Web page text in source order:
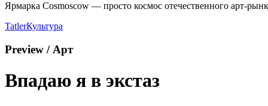
Ярмарка Cosmoscow — просто космос отечественного арт-
TatlerКультура
Preview / Арт
Впадаю я в экстаз